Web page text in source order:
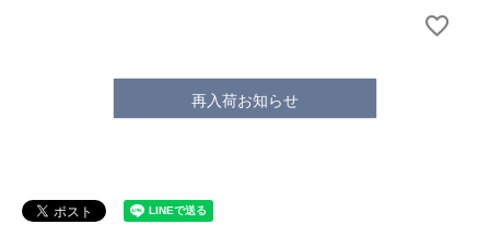
再入荷お知らせ